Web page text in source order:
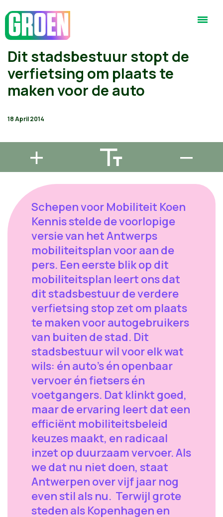
Dit stadsbestuur stopt de
verfietsing om plaats te
maken voor de auto
18 April 2014
Schepen voor Mobiliteit Koen
Kennis stelde de voorlopige
versie van het Antwerps
mobiliteitsplan voor aan de
pers. Een eerste blik op dit
mobiliteitsplan leert ons dat
dit stadsbestuur de verdere
verfietsing stop zet om plaats
te maken voor autogebruikers
van buiten de stad. Dit
stadsbestuur wil voor elk wat
wils: én auto's én openbaar
vervoer én fietsers én
voetgangers. Dat klinkt goed,
maar de ervaring leert dat een
efficiënt mobiliteitsbeleid
keuzes maakt, en radicaal
inzet op duurzaam vervoer. Als
we dat nu niet doen, staat
Antwerpen over vijf jaar nog
even stil als nu. Terwijl grote
steden als Kopenhagen en